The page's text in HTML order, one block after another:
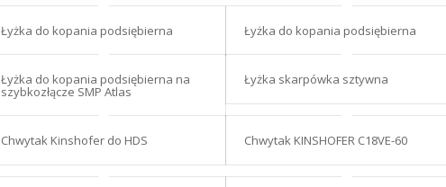
Łyżka do kopania podsiębierna Łyżka do kopania podsiębierna
Łyżka do kopania podsiębierna na
szybkozłącze SMP Atlas
Łyżka skarpówka sztywna
Chwytak Kinshofer do HDS Chwytak KINSHOFER C18VE-60